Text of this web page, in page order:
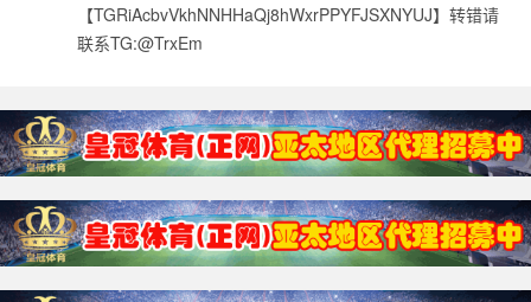
【TGRiAcbvVkhNNHHaQj8hWxrPPYFJSXNYUJ】转错请
联系TG:@TrxEm